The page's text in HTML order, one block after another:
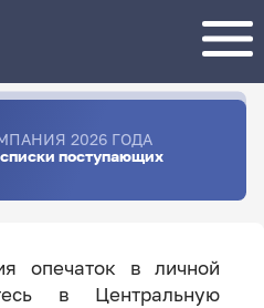
2026 ГОДА
поступающих
опечаток в личной
в Центральную